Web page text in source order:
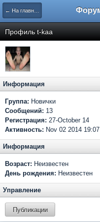
← На главную
Профиль t-kaa
Информация
Группа: Новички
Сообщений: 13
Регистрация: 27-October 14
Активность: Nov 02 2014 19:07
Информация
Возраст: Неизвестен
День рождения: Неизвестен
Управление
Публикации